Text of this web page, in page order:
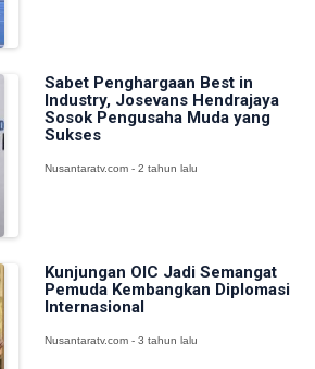
Sabet Penghargaan Best in
Industry, Josevans Hendrajaya
Sosok Pengusaha Muda yang
Sukses
Nusantaratv.com - 2 tahun lalu
Kunjungan OIC Jadi Semangat
Pemuda Kembangkan Diplomasi
Internasional
Nusantaratv.com - 3 tahun lalu